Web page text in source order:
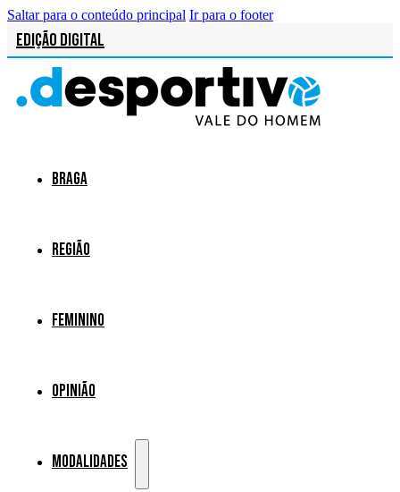
Saltar para o conteúdo principal Ir para o footer
Edição Digital
Braga
Região
Feminino
Opinião
Modalidades